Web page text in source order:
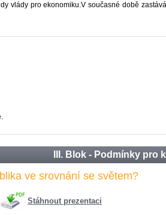
vlády pro ekonomiku.V současné době
III. Blok - Podmínky
ve srovnání se světem?
Stáhnout prezentaci